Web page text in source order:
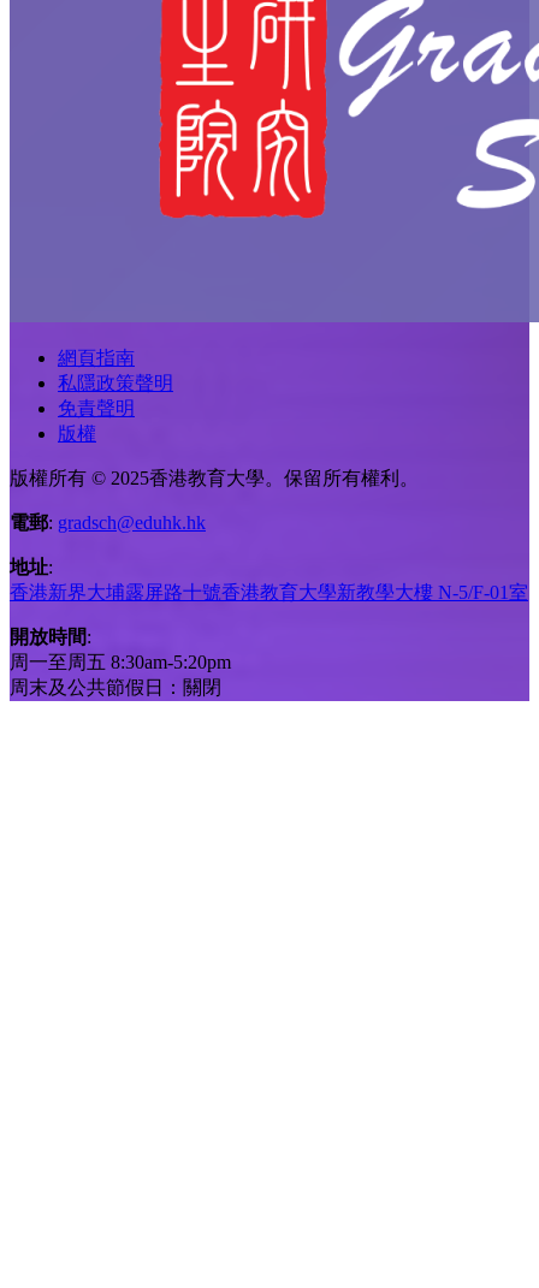
網頁指南
私隱政策聲明
免責聲明
版權
版權所有 © 2025香港教育大學。保留所有權利。
電郵: gradsch@eduhk.hk
地址:
香港新界大埔露屏路十號香港教育大學新教學大樓 N-5/F-01室
開放時間:
周一至周五 8:30am-5:20pm
周末及公共節假日：關閉